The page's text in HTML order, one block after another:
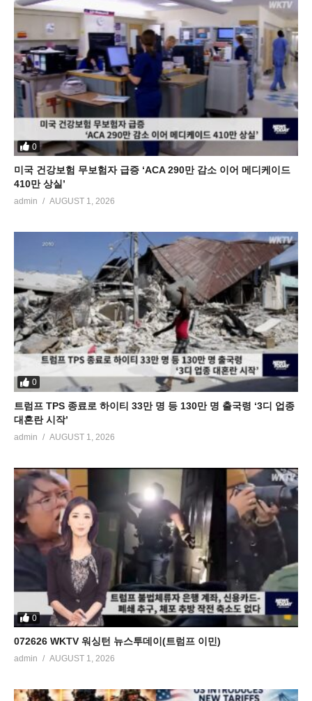
0
미국 건강보험 무보험자 급증 ‘ACA 290만 감소 이어 메디케이드
410만 상실’
admin AUGUST 1, 2026
0
트럼프 TPS 종료로 하이티 33만 명 등 130만 명 출국령 ‘3디 업종
대혼란 시작’
admin AUGUST 1, 2026
0
072626 WKTV 워싱턴 뉴스투데이(트럼프 이민)
admin AUGUST 1, 2026